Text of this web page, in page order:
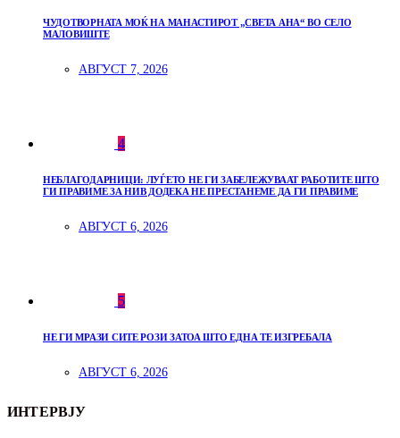
ЧУДОТВОРНАТА МОЌ НА МАНАСТИРОТ „СВЕТА АНА“ ВО СЕЛО
МАЛОВИШТЕ
АВГУСТ 7, 2026
4
НЕБЛАГОДАРНИЦИ: ЛУЃЕТО НЕ ГИ ЗАБЕЛЕЖУВААТ РАБОТИТЕ ШТО
ГИ ПРАВИМЕ ЗА НИВ ДОДЕКА НЕ ПРЕСТАНЕМЕ ДА ГИ ПРАВИМЕ
АВГУСТ 6, 2026
5
НЕ ГИ МРАЗИ СИТЕ РОЗИ ЗАТОА ШТО ЕДНА ТЕ ИЗГРЕБАЛА
АВГУСТ 6, 2026
ИНТЕРВЈУ